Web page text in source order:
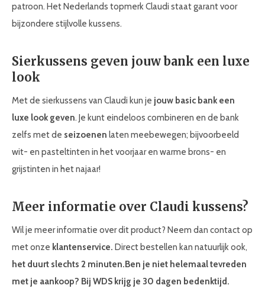
patroon. Het Nederlands topmerk Claudi staat garant voor
bijzondere stijlvolle kussens.
Sierkussens geven jouw bank een luxe
look
Met de sierkussens van Claudi kun je jouw basic bank een
luxe look geven. Je kunt eindeloos combineren en de bank
zelfs met de seizoenen laten meebewegen; bijvoorbeeld
wit- en pasteltinten in het voorjaar en warme brons- en
grijstinten in het najaar!
Meer informatie over Claudi kussens?
Wil je meer informatie over dit product? Neem dan contact op
met onze klantenservice. Direct bestellen kan natuurlijk ook,
het duurt slechts 2 minuten.Ben je niet helemaal tevreden
met je aankoop? Bij WDS krijg je 30 dagen bedenktijd.